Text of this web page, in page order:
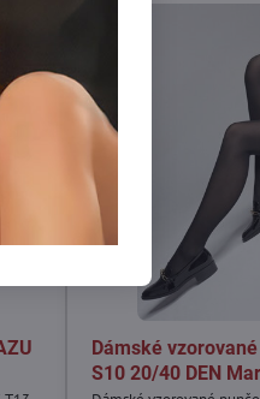
Dámské
S10 20/40 DEN